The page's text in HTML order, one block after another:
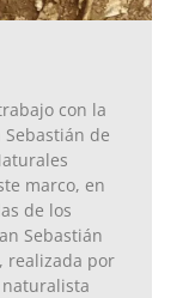
con la
de
marco, en
de los
Sebastián
realizada por